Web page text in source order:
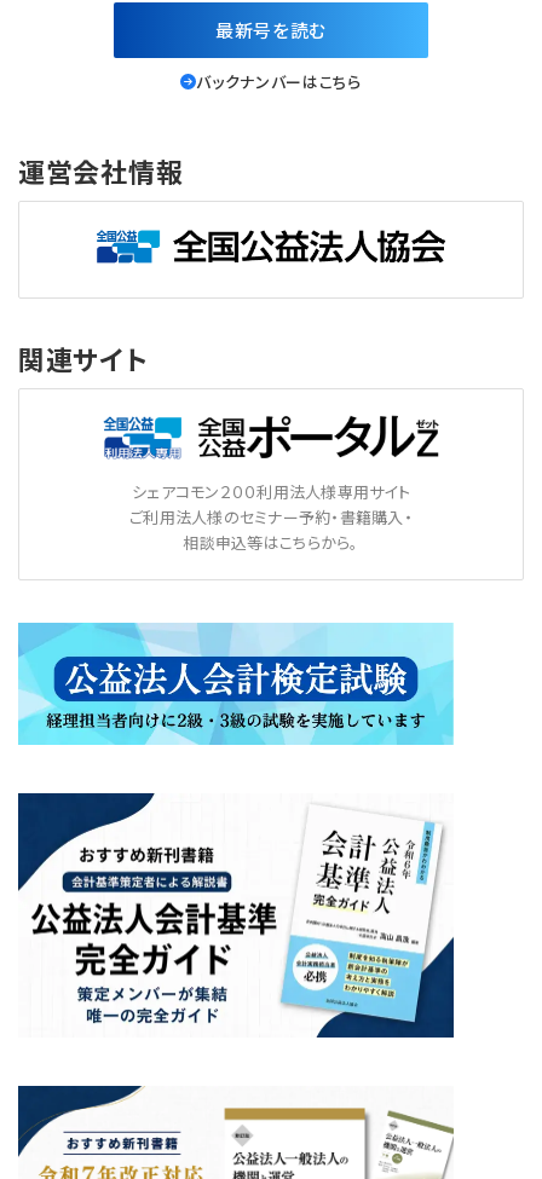
最新号を読む
バックナンバーはこちら
運営会社情報
関連サイト
シェアコモン２００利用法人様専用サイト
ご利用法人様のセミナー予約・書籍購入・
相談申込等はこちらから。